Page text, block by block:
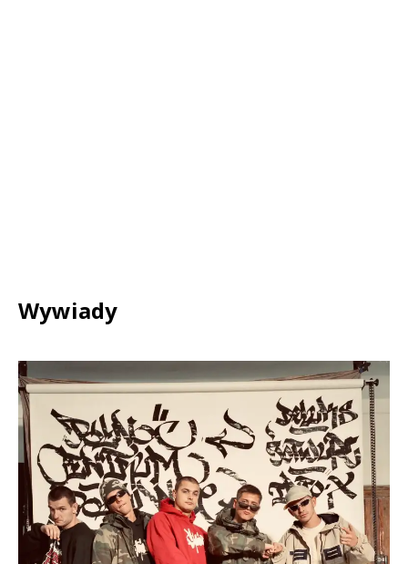
Wywiady